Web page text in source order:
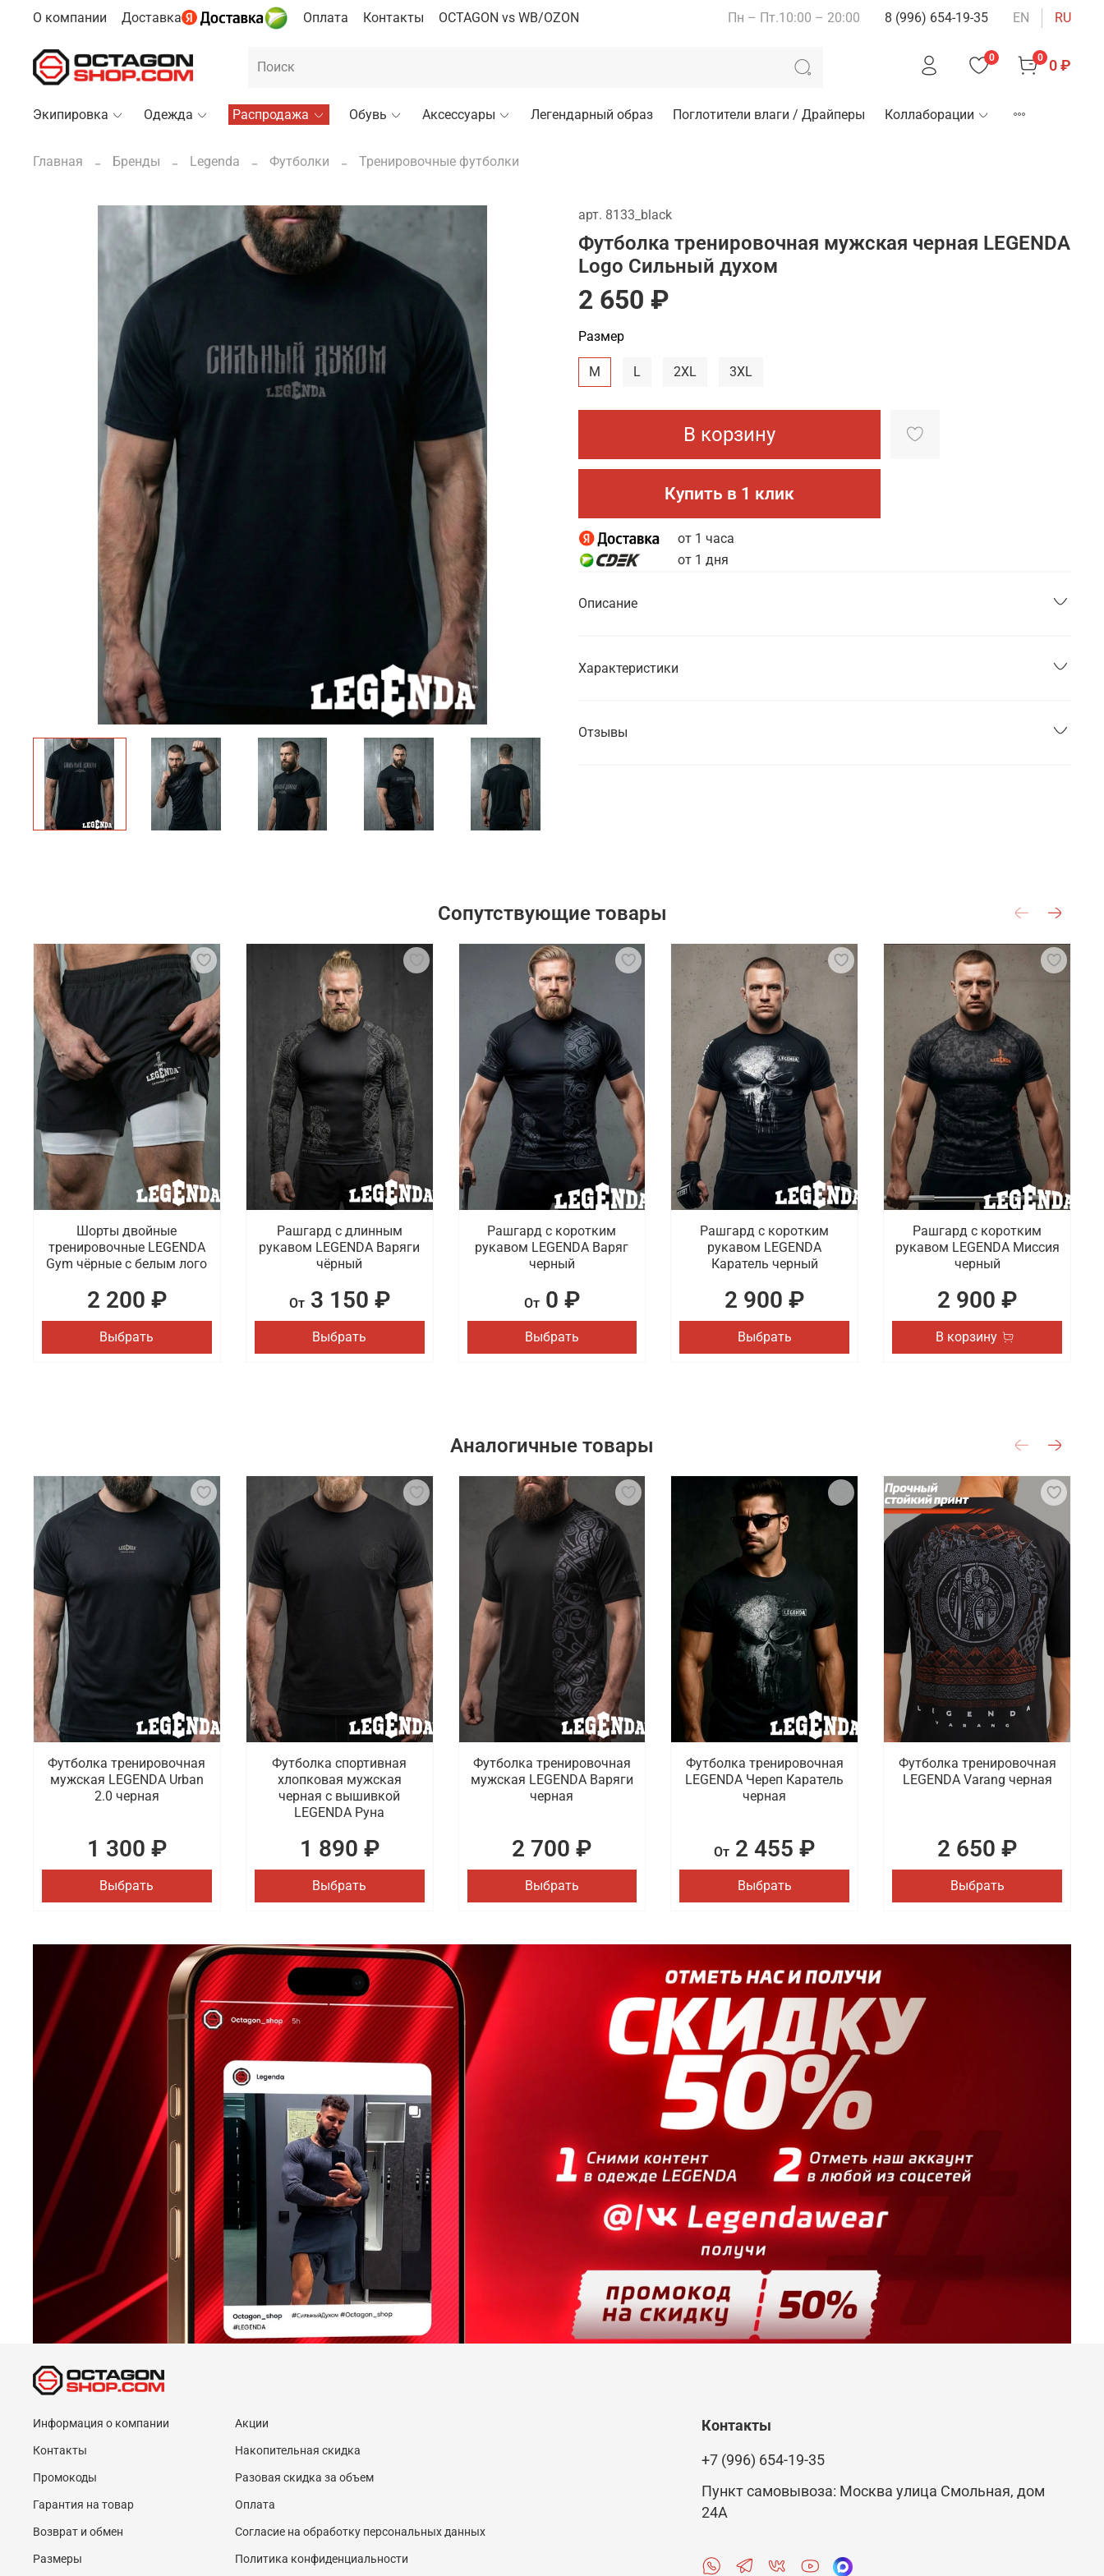
О компании Доставка Оплата Контакты OCTAGON vs WB/OZON Пн – Пт.10:00 – 20:00 8 (996) 654-19-35 EN RU
0 0 0 ₽
Экипировка Одежда Распродажа Обувь Аксессуары Легендарный образ Поглотители влаги / Драйперы Коллаборации
Главная Бренды Legenda Футболки Тренировочные футболки
арт. 8133_black
Футболка тренировочная мужская черная LEGENDA
Logo Сильный духом
2 650 ₽
В корзину
Купить в 1 клик
от 1 часа
от 1 дня
Размер
M L 2XL 3XL
Описание
Характеристики
Отзывы
Сопутствующие товары
Шорты двойные
тренировочные LEGENDA
Gym чёрные с белым лого
2 200 ₽
Выбрать
Рашгард с длинным
рукавом LEGENDA Варяги
чёрный
От3 150 ₽
Выбрать
Рашгард с коротким
рукавом LEGENDA Варяг
черный
От0 ₽
Выбрать
Рашгард с коротким
рукавом LEGENDA
Каратель черный
2 900 ₽
Выбрать
Рашгард с коротким
рукавом LEGENDA Миссия
черный
2 900 ₽
В корзину
Аналогичные товары
Футболка тренировочная
мужская LEGENDA Urban
2.0 черная
1 300 ₽
Выбрать
Футболка спортивная
хлопковая мужская
черная с вышивкой
LEGENDA Руна
1 890 ₽
Выбрать
Футболка тренировочная
мужская LEGENDA Варяги
черная
2 700 ₽
Выбрать
Футболка тренировочная
LEGENDA Череп Каратель
черная
От 2 455 ₽
Выбрать
Футболка тренировочная
LEGENDA Varang черная
2 650 ₽
Выбрать
Информация о компании
Контакты
Промокоды
Гарантия на товар
Возврат и обмен
Размеры
Акции
Накопительная скидка
Разовая скидка за объем
Оплата
Согласие на обработку персональных данных
Политика конфиденциальности
Контакты
+7 (996) 654-19-35
Пункт самовывоза: Москва улица Смольная, дом
24А